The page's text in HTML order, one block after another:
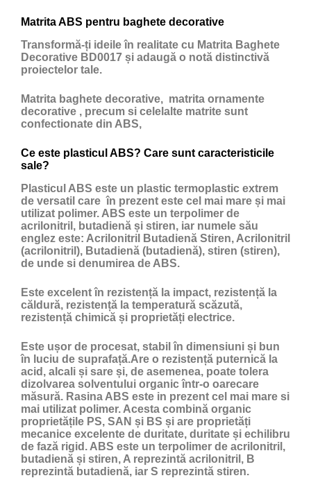
Matrita ABS pentru baghete decorative
Transformă-ți ideile în realitate cu Matrita Baghete
Decorative BD0017 și adaugă o notă distinctivă
proiectelor tale.
Matrita baghete decorative, matrita ornamente
decorative , precum si celelalte matrite sunt
confectionate din ABS,
Ce este plasticul ABS? Care sunt caracteristicile
sale?
Plasticul ABS este un plastic termoplastic extrem
de versatil care în prezent este cel mai mare și mai
utilizat polimer. ABS este un terpolimer de
acrilonitril, butadienă și stiren, iar numele său
englez este: Acrilonitril Butadienă Stiren, Acrilonitril
(acrilonitril), Butadienă (butadienă), stiren (stiren),
de unde si denumirea de ABS.
Este excelent în rezistență la impact, rezistență la
căldură, rezistență la temperatură scăzută,
rezistență chimică și proprietăți electrice.
Este ușor de procesat, stabil în dimensiuni și bun
în luciu de suprafață.Are o rezistență puternică la
acid, alcali și sare și, de asemenea, poate tolera
dizolvarea solventului organic într-o oarecare
măsură. Rasina ABS este in prezent cel mai mare si
mai utilizat polimer. Acesta combină organic
proprietățile PS, SAN și BS și are proprietăți
mecanice excelente de duritate, duritate și echilibru
de fază rigid. ABS este un terpolimer de acrilonitril,
butadienă și stiren, A reprezintă acrilonitril, B
reprezintă butadienă, iar S reprezintă stiren.